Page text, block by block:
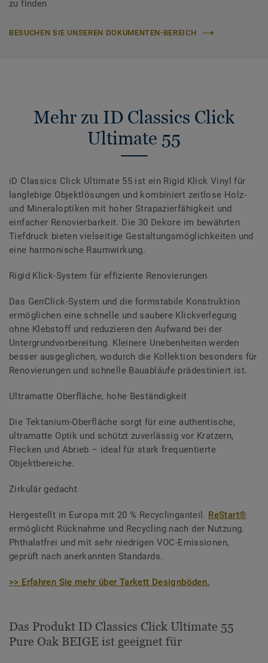
zu finden
BESUCHEN SIE UNSEREN DOKUMENTEN-BEREICH
Mehr zu ID Classics Click
Ultimate 55
iD Classics Click Ultimate 55 ist ein Rigid Klick Vinyl für
langlebige Objektlösungen und kombiniert zeitlose Holz-
und Mineraloptiken mit hoher Strapazierfähigkeit und
einfacher Renovierbarkeit. Die 30 Dekore im bewährten
Tiefdruck bieten vielseitige Gestaltungsmöglichkeiten und
eine harmonische Raumwirkung.
Rigid Klick-System für effiziente Renovierungen
Das GenClick-System und die formstabile Konstruktion
ermöglichen eine schnelle und saubere Klickverlegung
ohne Klebstoff und reduzieren den Aufwand bei der
Untergrundvorbereitung. Kleinere Unebenheiten werden
besser ausgeglichen, wodurch die Kollektion besonders für
Renovierungen und schnelle Bauabläufe prädestiniert ist.
Ultramatte Oberfläche, hohe Beständigkeit
Die Tektanium-Oberfläche sorgt für eine authentische,
ultramatte Optik und schützt zuverlässig vor Kratzern,
Flecken und Abrieb – ideal für stark frequentierte
Objektbereiche.
Zirkulär gedacht
Hergestellt in Europa mit 20 % Recyclinganteil. ReStart®
ermöglicht Rücknahme und Recycling nach der Nutzung.
Phthalatfrei und mit sehr niedrigen VOC-Emissionen,
geprüft nach anerkannten Standards.
>> Erfahren Sie mehr über Tarkett Designböden.
Das Produkt ID Classics Click Ultimate 55
Pure Oak BEIGE ist geeignet für